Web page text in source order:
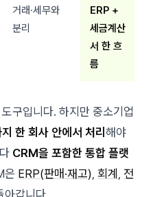
거래·세무와
분리
ERP +
세금계산
서 한 흐
름
구입니다. 하지만 중소기업
한 회사 안에서 처리 해야
CRM을 포함한 통합 플랫
은 ERP(판매·재고) 회계 전
아갑니다.